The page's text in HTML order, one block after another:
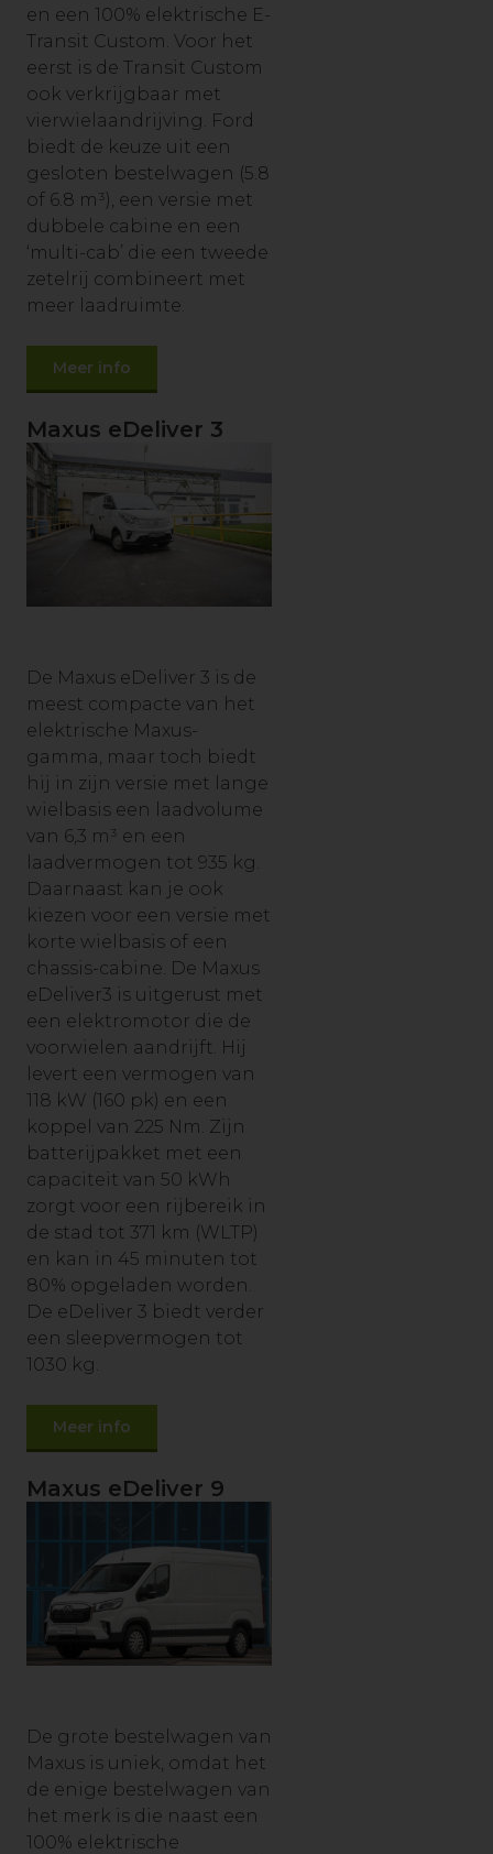
en een 100% elektrische E-
Transit Custom. Voor het
eerst is de Transit Custom
ook verkrijgbaar met
vierwielaandrijving. Ford
biedt de keuze uit een
gesloten bestelwagen (5.8
of 6.8 m³), een versie met
dubbele cabine en een
‘multi-cab’ die een tweede
zetelrij combineert met
meer laadruimte.
Meer info
Maxus eDeliver 3
De Maxus eDeliver 3 is de
meest compacte van het
elektrische Maxus-
gamma, maar toch biedt
hij in zijn versie met lange
wielbasis een laadvolume
van 6,3 m³ en een
laadvermogen tot 935 kg.
Daarnaast kan je ook
kiezen voor een versie met
korte wielbasis of een
chassis-cabine. De Maxus
eDeliver3 is uitgerust met
een elektromotor die de
voorwielen aandrijft. Hij
levert een vermogen van
118 kW (160 pk) en een
koppel van 225 Nm. Zijn
batterijpakket met een
capaciteit van 50 kWh
zorgt voor een rijbereik in
de stad tot 371 km (WLTP)
en kan in 45 minuten tot
80% opgeladen worden.
De eDeliver 3 biedt verder
een sleepvermogen tot
1030 kg.
Meer info
Maxus eDeliver 9
De grote bestelwagen van
Maxus is uniek, omdat het
de enige bestelwagen van
het merk is die naast een
100% elektrische